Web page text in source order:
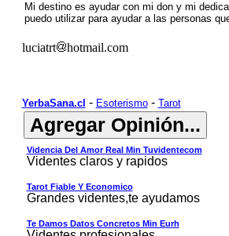
Mi destino es ayudar con mi don y mi
puedo utilizar para ayudar a las personas
luciatrt hotmail.com
YerbaSana.cl - Esoterismo- Tarot
Videncia Del Amor Real Min Tuvidentecom
Videntes claros y rapidos
Tarot Fiable Y Economico
Grandes videntes,te ayudamos
Te Damos Datos Concretos Min Eurh